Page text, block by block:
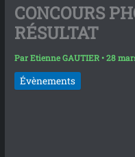
CONCOURS
RÉSULTAT
ParEtienne GAUTIER•28
Évènements